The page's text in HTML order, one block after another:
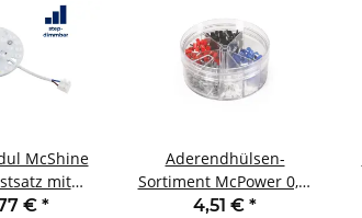
McShine
mit
€ *
Aderendhülsen-
Sortiment McPower 0,5-
2,5mm² isoliert
4,51 € *